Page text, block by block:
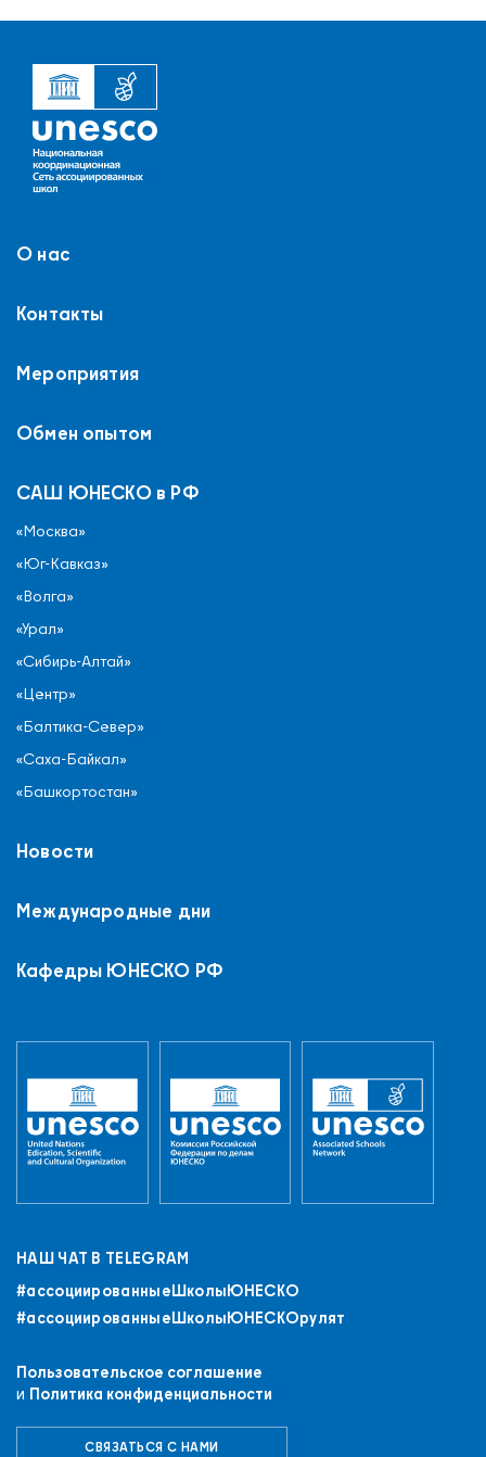
О нас
Контакты
Мероприятия
Обмен опытом
САШ ЮНЕСКО в РФ
«Москва»
«Юг-Кавказ»
«Волга»
«Урал»
«Сибирь-Алтай»
«Центр»
«Балтика-Север»
«Саха-Байкал»
«Башкортостан»
Новости
Международные дни
Кафедры ЮНЕСКО РФ
НАШ ЧАТ В TELEGRAM
#ассоциированныеШколыЮНЕСКO
#ассоциированныеШколыЮНЕСКОрулят
Пользовательское соглашение
и Политика конфиденциальности
СВЯЗАТЬСЯ С НАМИ